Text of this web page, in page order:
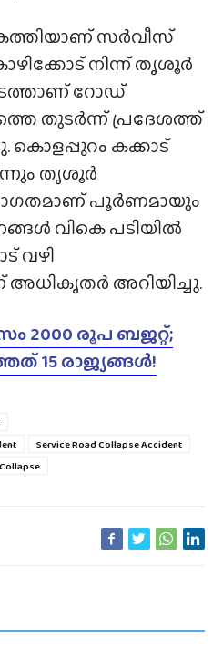
സർവീസ്
നിന്ന് തൃശൂർ
റോഡ്
തുടർന്ന് പ്രദേശത്ത്
കൊളപ്പുറം കക്കാട്
തൃശൂർ
പൂർണമായും
വികെ പടിയിൽ
വഴി
അറിയിച്ചു.
2000 രൂപ ബജറ്റ്;
15 രാജ്യങ്ങൾ!
Service Road Collapse Accident